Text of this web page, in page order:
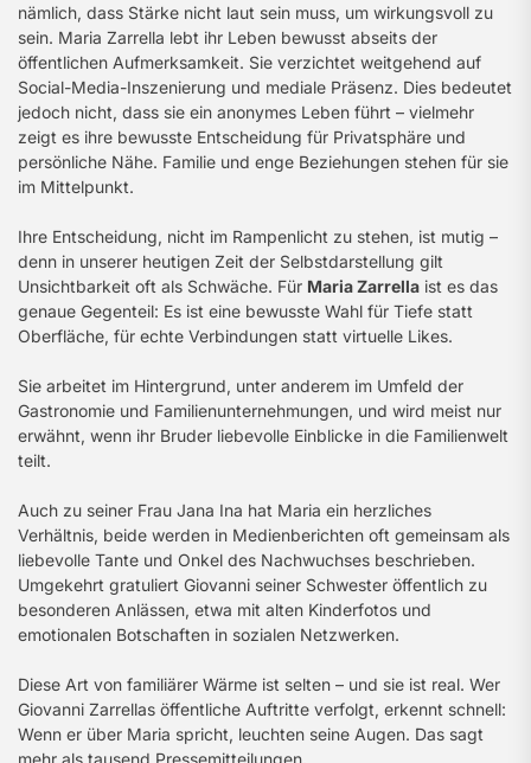
nämlich, dass Stärke nicht laut sein muss, um wirkungsvoll zu
sein. Maria Zarrella lebt ihr Leben bewusst abseits der
öffentlichen Aufmerksamkeit. Sie verzichtet weitgehend auf
Social-Media-Inszenierung und mediale Präsenz. Dies bedeutet
jedoch nicht, dass sie ein anonymes Leben führt – vielmehr
zeigt es ihre bewusste Entscheidung für Privatsphäre und
persönliche Nähe. Familie und enge Beziehungen stehen für sie
im Mittelpunkt.
Ihre Entscheidung, nicht im Rampenlicht zu stehen, ist mutig –
denn in unserer heutigen Zeit der Selbstdarstellung gilt
Unsichtbarkeit oft als Schwäche. Für Maria Zarrella ist es das
genaue Gegenteil: Es ist eine bewusste Wahl für Tiefe statt
Oberfläche, für echte Verbindungen statt virtuelle Likes.
Sie arbeitet im Hintergrund, unter anderem im Umfeld der
Gastronomie und Familienunternehmungen, und wird meist nur
erwähnt, wenn ihr Bruder liebevolle Einblicke in die Familienwelt
teilt.
Auch zu seiner Frau Jana Ina hat Maria ein herzliches
Verhältnis, beide werden in Medienberichten oft gemeinsam als
liebevolle Tante und Onkel des Nachwuchses beschrieben.
Umgekehrt gratuliert Giovanni seiner Schwester öffentlich zu
besonderen Anlässen, etwa mit alten Kinderfotos und
emotionalen Botschaften in sozialen Netzwerken.
Diese Art von familiärer Wärme ist selten – und sie ist real. Wer
Giovanni Zarrellas öffentliche Auftritte verfolgt, erkennt schnell:
Wenn er über Maria spricht, leuchten seine Augen. Das sagt